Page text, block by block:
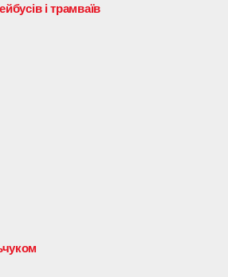
і трамваїв